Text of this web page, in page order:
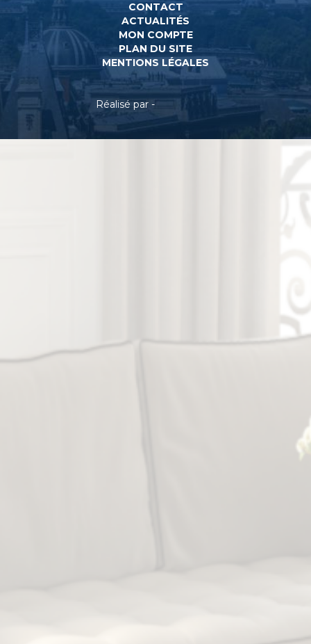
CONTACT
ACTUALITÉS
MON COMPTE
PLAN DU SITE
MENTIONS LÉGALES
Réalisé par -